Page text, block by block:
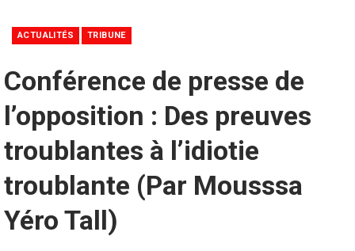
ACTUALITÉS TRIBUNE
Conférence de presse de
l’opposition : Des preuves
troublantes à l’idiotie
troublante (Par Mousssa
Yéro Tall)